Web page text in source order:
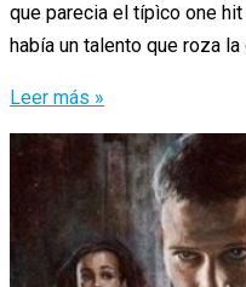
que parecia el típìco one
había un talento que roza
Elderbrook
está
llamado
Leer más »